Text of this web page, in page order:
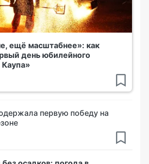
ещё масштабнее»: как
день юбилейного
первую победу на